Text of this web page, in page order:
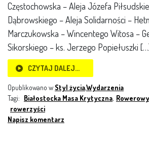
Częstochowska – Aleja Józefa
Dąbrowskiego – Aleja Solidarności –
Marczukowska – Wincentego Witosa –
Sikorskiego – ks. Jerzego Popiełuszki
CZYTAJ DALEJ…
Opublikowano w Styl życia,Wydarzenia
Tagi: Białostocka Masa Krytyczna,
rowerzyści
Napisz komentarz